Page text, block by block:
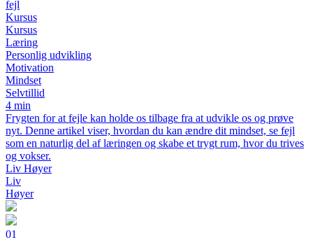
fejl
Kursus
Kursus
Læring
Personlig udvikling
Motivation
Mindset
Selvtillid
4 min
Frygten for at fejle kan holde os tilbage fra at udvikle os og prøve
nyt. Denne artikel viser, hvordan du kan ændre dit mindset, se fejl
som en naturlig del af læringen og skabe et trygt rum, hvor du trives
og vokser.
Liv Høyer
Liv
Høyer
01